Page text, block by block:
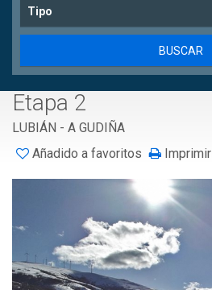
Tipo
Etapa 2
LUBIÁN - A GUDIÑA
Añadido a favoritos
Imprimir